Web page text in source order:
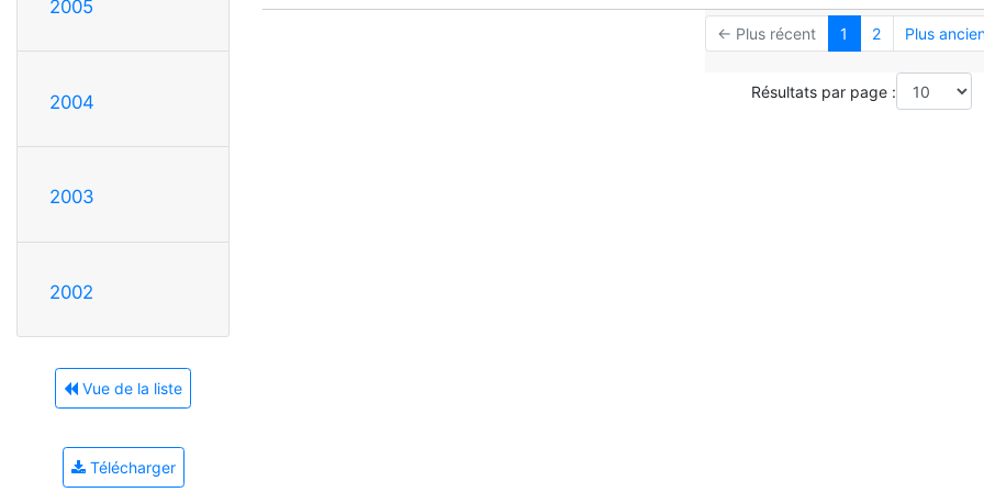
2005
2004
2003
2002
Vue de la liste
Télécharger
← Plus récent 1 2 Plus
Résultats par page :